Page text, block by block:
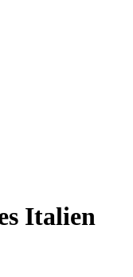
Italien